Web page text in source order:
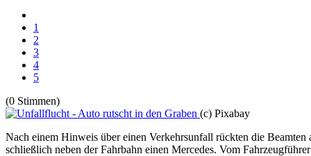
1
2
3
4
5
(0 Stimmen)
(c) Pixabay
Nach einem Hinweis über einen Verkehrsunfall rückten die
schließlich neben der Fahrbahn einen Mercedes. Vom